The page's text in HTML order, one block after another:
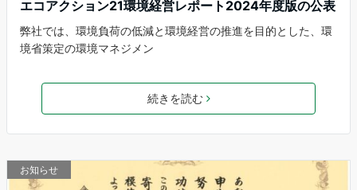
エコアクション21環境経営レポート2024年度版の公表
弊社では、環境負荷の低減と環境経営の推進を目的とした、環
境省策定の環境マネジメン
続きを読む
お知らせ